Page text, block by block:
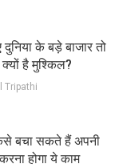
दुनिया के बड़े बाजार तो
है मुश्किल?
Tripathi
बचा सकते हैं अपनी
होगा ये काम